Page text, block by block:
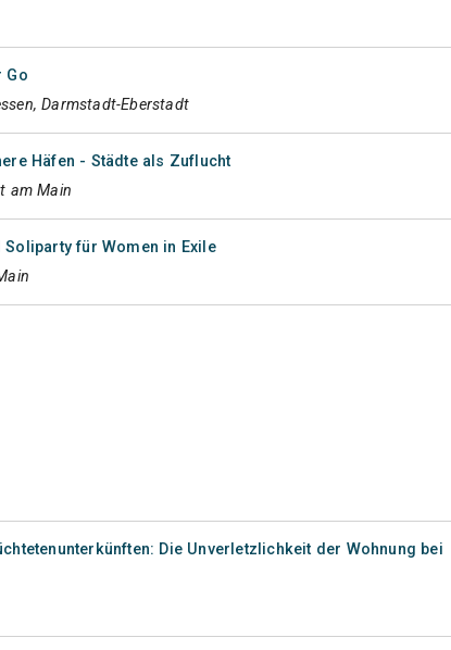
Go
Darmstadt-Eberstadt
Häfen - Städte als Zuflucht
am Main
Soliparty für Women in Exile
Die Unverletzlichkeit der Wohnung bei